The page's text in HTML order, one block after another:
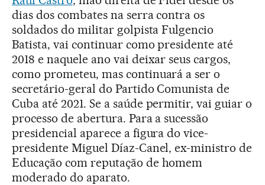
dias dos combates na serra contra os
soldados do militar golpista Fulgencio
Batista, vai continuar como presidente até
2018 e naquele ano vai deixar seus cargos,
como prometeu, mas continuará a ser o
secretário-geral do Partido Comunista de
Cuba até 2021. Se a saúde permitir, vai guiar o
processo de abertura. Para a sucessão
presidencial aparece a figura do vice-
presidente Miguel Díaz-Canel, ex-ministro de
Educação com reputação de homem
moderado do aparato.